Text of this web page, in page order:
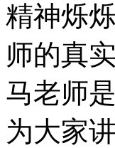
精神烁
师的真
马老师
为大家